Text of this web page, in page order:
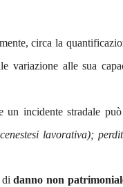
circa la
variazione alle sua
incidente stradale
lavorativa);
didanno non